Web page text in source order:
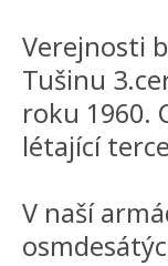
Verejnosti
Tušinu
roku 1960.
létající
V naší